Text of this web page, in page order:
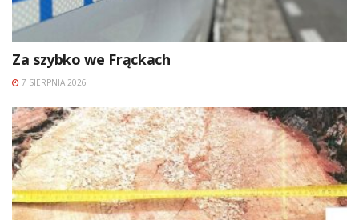
Za szybko we Frąckach
7 SIERPNIA 2026